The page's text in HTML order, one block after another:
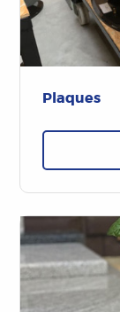
Plaques